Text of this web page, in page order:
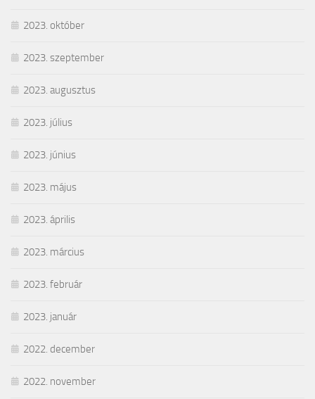
2023. október
2023. szeptember
2023. augusztus
2023. július
2023. június
2023. május
2023. április
2023. március
2023. február
2023. január
2022. december
2022. november